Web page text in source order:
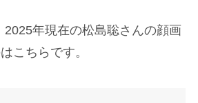
2025年現在の松島聡さんの顔画
こちらです。